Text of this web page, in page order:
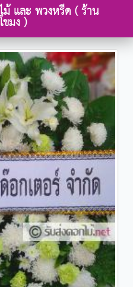
ม้ และ พวงหรีด ( ร้าน
มง )